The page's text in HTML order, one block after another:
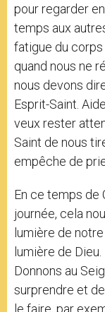
pour regarder
temps aux
fatigue du corps
quand nous ne
nous devons
Esprit-Saint.
veux rester
Saint de nous
empêche de
En ce temps de
journée, cela
lumière de
lumière de
Donnons au
surprendre et
le faire, par